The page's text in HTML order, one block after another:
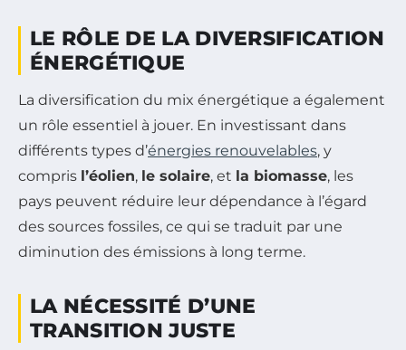
LE RÔLE DE LA DIVERSIFICATION
ÉNERGÉTIQUE
La diversification du mix énergétique a également
un rôle essentiel à jouer. En investissant dans
différents types d’énergies renouvelables, y
compris l’éolien, le solaire, et la biomasse, les
pays peuvent réduire leur dépendance à l’égard
des sources fossiles, ce qui se traduit par une
diminution des émissions à long terme.
LA NÉCESSITÉ D’UNE
TRANSITION JUSTE